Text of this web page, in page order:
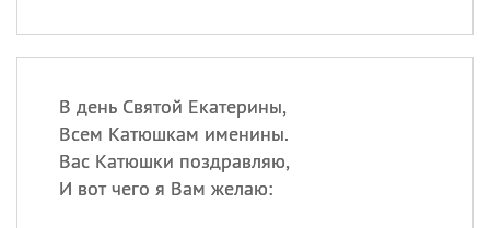
В день Святой Екатерины,
Всем Катюшкам именины.
Вас Катюшки поздравляю,
И вот чего я Вам желаю: